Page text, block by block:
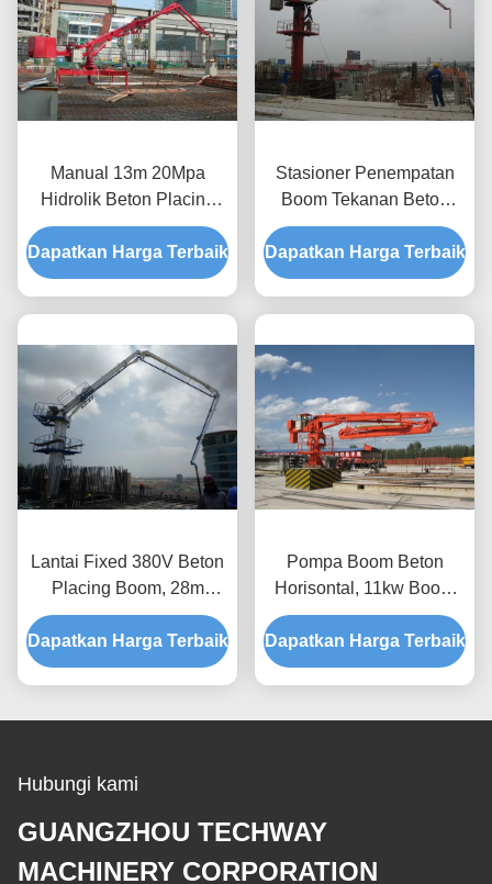
Manual 13m 20Mpa
Hidrolik Beton Placing
Boom 360 derajat Swirled
Dapatkan Harga Terbaik
Stasioner Penempatan
Boom Tekanan Beton
Pump Lantai Dipasang
Dapatkan Harga Terbaik
Lantai Fixed 380V Beton
Placing Boom, 28m
Boom Placer Beton
Pompa
Dapatkan Harga Terbaik
Pompa Boom Beton
Horisontal, 11kw Boom
Penempatan Hidraulik
Dapatkan Harga Terbaik
Hubungi kami
GUANGZHOU TECHWAY
MACHINERY CORPORATION